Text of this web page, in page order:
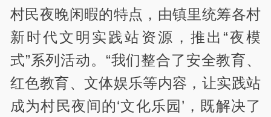
村民夜晚闲暇的特点，由镇里统筹各村
新时代文明实践站资源，推出“夜模
式”系列活动。“我们整合了安全教育、
红色教育、文体娱乐等内容，让实践站
成为村民夜间的‘文化乐园’，既解决了